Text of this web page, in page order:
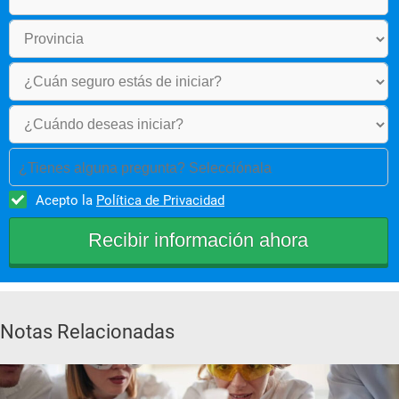
¿Tienes alguna pregunta? Selecciónala
Acepto la Política de Privacidad
Notas Relacionadas